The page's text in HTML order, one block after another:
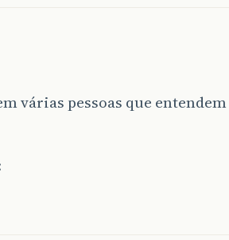
várias pessoas que entendem